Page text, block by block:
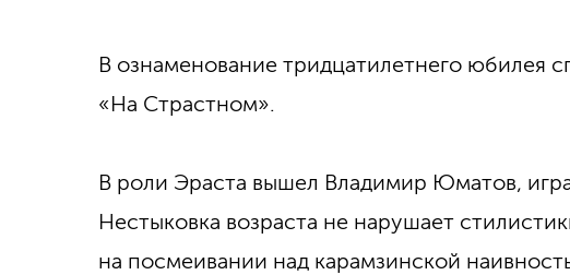
В ознаменование тридцатилетнего юбилея
«На Страстном».
В роли Эраста вышел Владимир Юматов,
Нестыковка возраста не нарушает
на посмеивании над карамзинской